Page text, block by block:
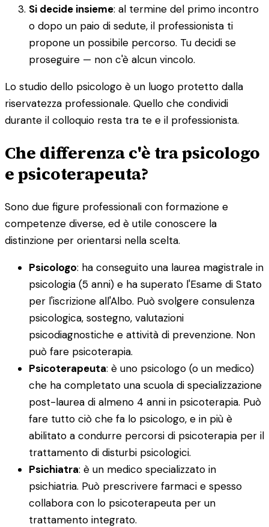
Si decide insieme: al termine del primo incontro
o dopo un paio di sedute, il professionista ti
propone un possibile percorso. Tu decidi se
proseguire — non c'è alcun vincolo.
Lo studio dello psicologo è un luogo protetto dalla
riservatezza professionale. Quello che condividi
durante il colloquio resta tra te e il professionista.
Che differenza c'è tra psicologo
e psicoterapeuta?
Sono due figure professionali con formazione e
competenze diverse, ed è utile conoscere la
distinzione per orientarsi nella scelta.
Psicologo: ha conseguito una laurea magistrale in
psicologia (5 anni) e ha superato l'Esame di Stato
per l'iscrizione all'Albo. Può svolgere consulenza
psicologica, sostegno, valutazioni
psicodiagnostiche e attività di prevenzione. Non
può fare psicoterapia.
Psicoterapeuta: è uno psicologo (o un medico)
che ha completato una scuola di specializzazione
post-laurea di almeno 4 anni in psicoterapia. Può
fare tutto ciò che fa lo psicologo, e in più è
abilitato a condurre percorsi di psicoterapia per il
trattamento di disturbi psicologici.
Psichiatra: è un medico specializzato in
psichiatria. Può prescrivere farmaci e spesso
collabora con lo psicoterapeuta per un
trattamento integrato.